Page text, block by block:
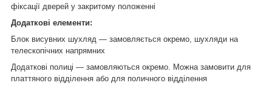
фіксації дверей у закритому положенні
Додаткові елементи:
Блок висувних шухляд — замовляється окремо, шухляди на
телескопічних напрямних
Додаткові полиці — замовляються окремо. Можна замовити для
платтяного відділення або для поличного відділення